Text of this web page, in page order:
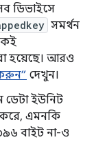
ডিভাইসে
সমর্থন
হয়েছে। আরও
দেখুন।
ডেটা ইউনিট
এমনকি
বাইট না-ও